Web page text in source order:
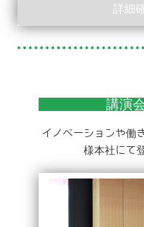
詳細
講演
イノベーションや働
様本社にて